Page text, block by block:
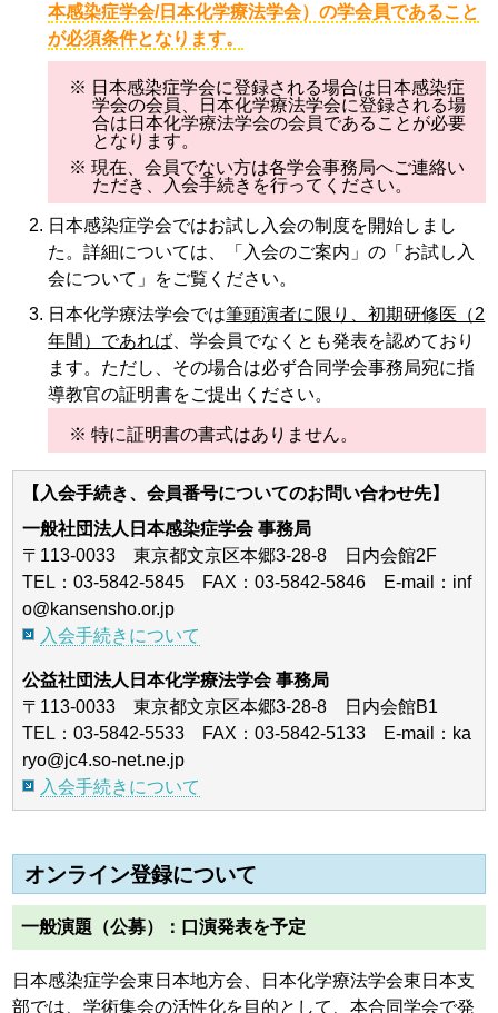
本感染症学会/日本化学療法学会）の学会員であること
が必須条件となります。
※ 日本感染症学会に登録される場合は日本感染症
学会の会員、日本化学療法学会に登録される場
合は日本化学療法学会の会員であることが必要
となります。
※ 現在、会員でない方は各学会事務局へご連絡い
ただき、入会手続きを行ってください。
日本感染症学会ではお試し入会の制度を開始しまし
た。詳細については、「入会のご案内」の「お試し入
会について」をご覧ください。
日本化学療法学会では筆頭演者に限り、初期研修医（2
年間）であれば、学会員でなくとも発表を認めており
ます。ただし、その場合は必ず合同学会事務局宛に指
導教官の証明書をご提出ください。
※ 特に証明書の書式はありません。
【入会手続き、会員番号についてのお問い合わせ先】
一般社団法人日本感染症学会 事務局
〒113-0033 東京都文京区本郷3-28-8 日内会館2F
TEL：03-5842-5845 FAX：03-5842-5846 E-mail：inf
o@kansensho.or.jp
入会手続きについて
公益社団法人日本化学療法学会 事務局
〒113-0033 東京都文京区本郷3-28-8 日内会館B1
TEL：03-5842-5533 FAX：03-5842-5133 E-mail：ka
ryo@jc4.so-net.ne.jp
入会手続きについて
オンライン登録について
一般演題（公募）：口演発表を予定
日本感染症学会東日本地方会、日本化学療法学会東日本支
部では、学術集会の活性化を目的として、本合同学会で発